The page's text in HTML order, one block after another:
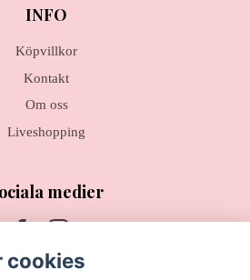
INFO
Köpvillkor
Kontakt
Om oss
Liveshopping
medier
cookies